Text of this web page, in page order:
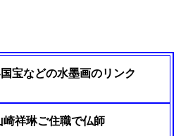
宝などの水墨画のリンク
祥琳ご住職で仏師